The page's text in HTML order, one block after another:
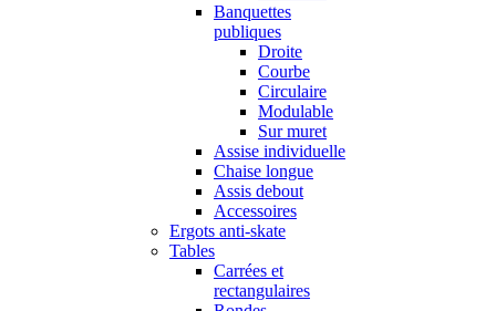
Banquettes
publiques
Droite
Courbe
Circulaire
Modulable
Sur muret
Assise individuelle
Chaise longue
Assis debout
Accessoires
Ergots anti-skate
Tables
Carrées et
rectangulaires